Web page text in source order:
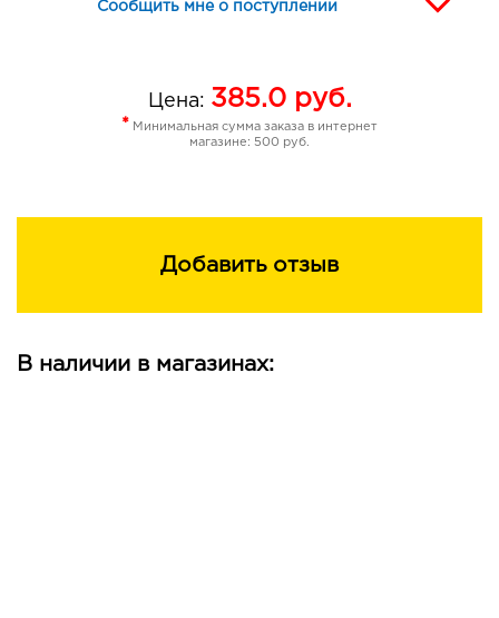
Сообщить мне о поступлении
Цена: 385.0руб.
* Минимальная сумма заказа в интернет
магазине: 500 руб.
Добавить отзыв
В наличии в магазинах: